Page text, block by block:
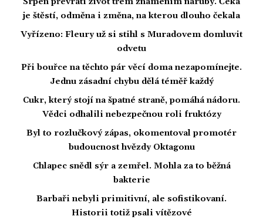
je štěstí, odměna i změna, na kterou dlouho čekala
Vyřízeno: Fleury už si stihl s Muradovem domluvit
odvetu
Při bouřce na těchto pár věcí doma nezapomínejte.
Jednu zásadní chybu dělá téměř každý
Cukr, který stojí na špatné straně, pomáhá nádoru.
Vědci odhalili nebezpečnou roli fruktózy
Byl to rozlučkový zápas, okomentoval promotér
budoucnost hvězdy Oktagonu
Chlapec snědl sýr a zemřel. Mohla za to běžná
bakterie
Barbaři nebyli primitivní, ale sofistikovaní.
Historii totiž psali vítězové